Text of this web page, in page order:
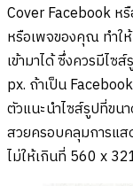
Cover Facebook ห
หรือเพจของคุณ ทำใ
เข้ามาได้ ซึ่งควรมีไ
px. ถ้าเป็น
ตัวแนะนำไซส์รูปที่ขน
สวยครอบคลุมการแ
ไม่ให้เกินที่ 560 x